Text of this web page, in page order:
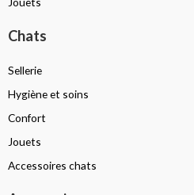
Chats
Sellerie
Hygiène et soins
Confort
Jouets
Accessoires chats